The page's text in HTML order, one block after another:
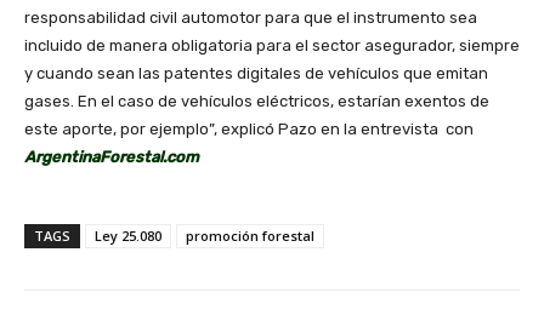
responsabilidad civil automotor para que el instrumento sea
incluido de manera obligatoria para el sector asegurador, siempre
y cuando sean las patentes digitales de vehículos que emitan
gases. En el caso de vehículos eléctricos, estarían exentos de
este aporte, por ejemplo”, explicó Pazo en la entrevista con
ArgentinaForestal.com
TAGS Ley 25.080 promoción forestal